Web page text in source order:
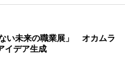
い未来の職業展」 オカムラ
イデア生成